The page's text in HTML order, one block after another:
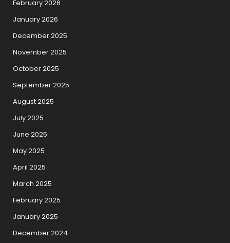
February 2026
January 2026
December 2025
November 2025
October 2025
September 2025
August 2025
July 2025
June 2025
May 2025
April 2025
March 2025
February 2025
January 2025
December 2024